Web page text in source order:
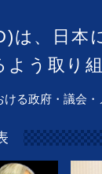
、日本
う取り
る政府・議会・